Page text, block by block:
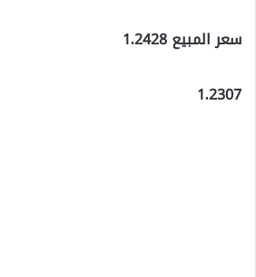
سعر المبيع 1.2428
1.2307